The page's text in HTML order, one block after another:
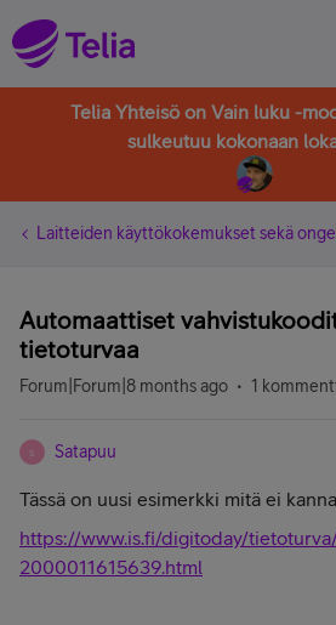
Telia Yhteisö on Vain luku -
sulkeutuu kokonaan
Laitteiden käyttökokemukset sekä
Automaattiset
tietoturvaa
Forum|Forum|8 months ago 1
S Satapuu
Tässä on uusi esimerkki mitä ei
https://www.is.fi/digitoday/
2000011615639.html